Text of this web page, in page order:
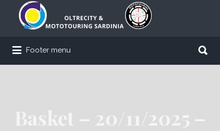
Cerca:
Footer menu
Basket – 20/11/2025 –